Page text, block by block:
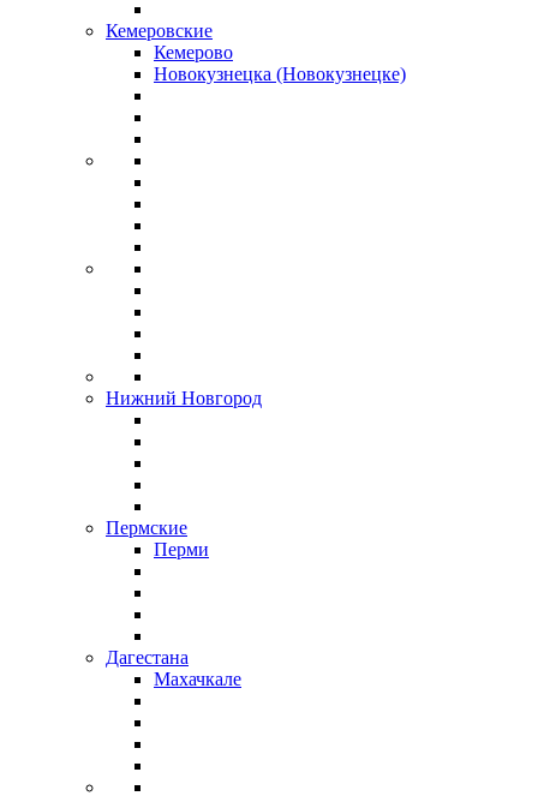
Кемеровские
Кемерово
Новокузнецка (Новокузнецке)
Нижний Новгород
Пермские
Перми
Дагестана
Махачкале